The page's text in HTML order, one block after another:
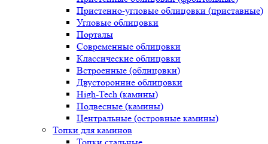
Пристенно-угловые облицовки (приставные)
Угловые облицовки
Порталы
Современные облицовки
Классические облицовки
Встроенные (облицовки)
Двусторонние облицовки
High-Tech (камины)
Подвесные (камины)
Центральные (островные камины)
Топки для каминов